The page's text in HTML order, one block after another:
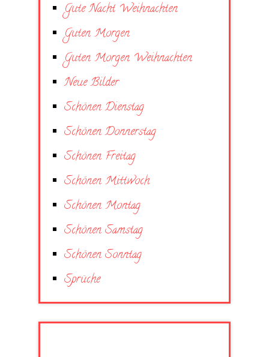
Gute Nacht Weihnachten
Guten Morgen
Guten Morgen Weihnachten
Neue Bilder
Schönen Dienstag
Schönen Donnerstag
Schönen Freitag
Schönen Mittwoch
Schönen Montag
Schönen Samstag
Schönen Sonntag
Sprüche